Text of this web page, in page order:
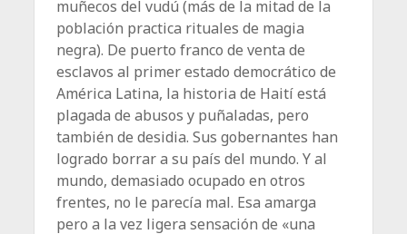
muñecos del vudú (más de la mitad de la
población practica rituales de magia
negra). De puerto franco de venta de
esclavos al primer estado democrático de
América Latina, la historia de Haití está
plagada de abusos y puñaladas, pero
también de desidia. Sus gobernantes han
logrado borrar a su país del mundo. Y al
mundo, demasiado ocupado en otros
frentes, no le parecía mal. Esa amarga
pero a la vez ligera sensación de «una